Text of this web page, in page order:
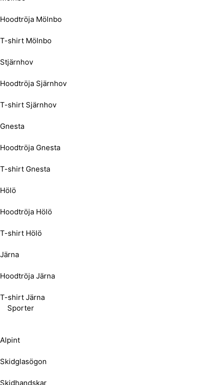
Hoodtröja Mölnbo
T-shirt Mölnbo
Stjärnhov
Hoodtröja Sjärnhov
T-shirt Sjärnhov
Gnesta
Hoodtröja Gnesta
T-shirt Gnesta
Hölö
Hoodtröja Hölö
T-shirt Hölö
Järna
Hoodtröja Järna
T-shirt Järna
Sporter
Alpint
Skidglasögon
Skidhandskar